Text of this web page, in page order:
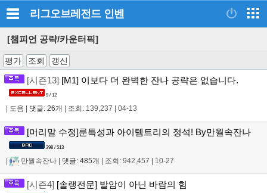
리그오브레전드 인벤
[챔피언 공략/카운터픽]
평가 조회 갱신
[시즌13] [M1] 이보다 더 완벽한 잔나 공략은 없습니다.
9 / 12
도음 댓글: 26개 조회: 139,237 04-13
[머리말 수정]룬특성과 아이템트리의 정석! By만월속잔나
398 / 513
| 만월속잔나 | 댓글: 485개 | 조회: 942,457 | 10-27
[시즌4] [솔랭전문] 발암이 아닌 바람의 힘